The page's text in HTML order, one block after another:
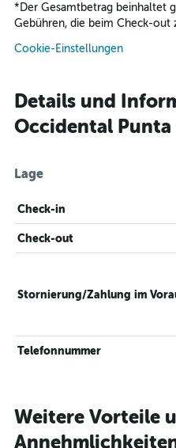
* Der Gesamtbetrag beinhaltet
Gebühren, die beim Check-out
Cookie-Einstellungen
Details und
Occidental Punta
Lage
Check-in
Check-out
Stornierung/Zahlung im
Telefonnummer
Weitere Vorteile